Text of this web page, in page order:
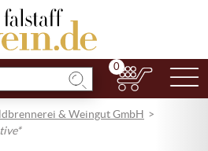
0
& Weingut GmbH